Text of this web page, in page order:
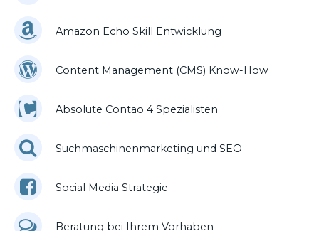
Amazon Echo Skill Entwicklung
Content Management (CMS) Know-How
Absolute Contao 4 Spezialisten
Suchmaschinenmarketing und SEO
Social Media Strategie
Beratung bei Ihrem Vorhaben